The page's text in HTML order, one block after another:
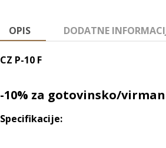
OPIS DODATNE
CZ P-10 F
-10% za gotovinsko/
Specifikacije: